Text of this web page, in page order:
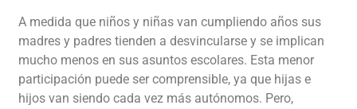
A medida que niños y niñas van cumpliendo años sus
madres y padres tienden a desvincularse y se implican
mucho menos en sus asuntos escolares. Esta menor
participación puede ser comprensible, ya que hijas e
hijos van siendo cada vez más autónomos. Pero,